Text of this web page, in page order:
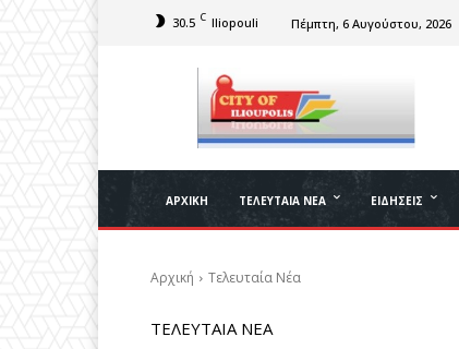
30.5 C Iliopouli Πέμπτη, 6 Αυγούστου, 2026
ΑΡΧΙΚΉ ΤΕΛΕΥΤΑΊΑ ΝΈΑ ΕΙΔΉΣΕΙΣ
Αρχική Τελευταία Νέα
ΤΕΛΕΥΤΑΊΑ ΝΈΑ